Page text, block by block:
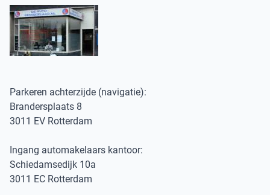
Parkeren achterzijde (navigatie):
Brandersplaats 8
3011 EV Rotterdam
Ingang automakelaars kantoor:
Schiedamsedijk 10a
3011 EC Rotterdam